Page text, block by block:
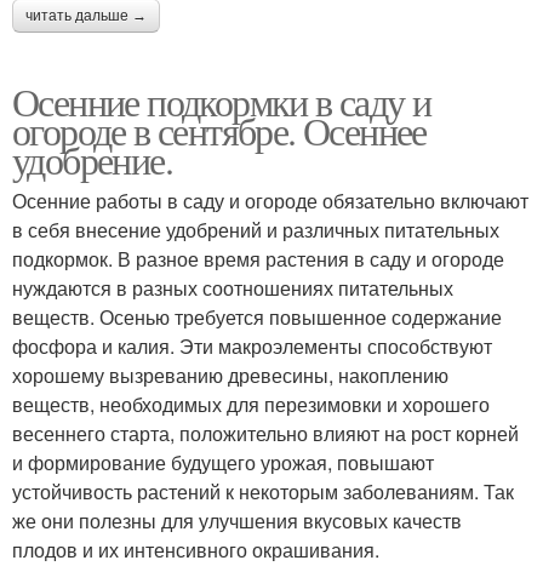
читать дальше →
Осенние подкормки в саду и
огороде в сентябре. Осеннее
удобрение.
Осенние работы в саду и огороде обязательно включают
в себя внесение удобрений и различных питательных
подкормок. В разное время растения в саду и огороде
нуждаются в разных соотношениях питательных
веществ. Осенью требуется повышенное содержание
фосфора и калия. Эти макроэлементы способствуют
хорошему вызреванию древесины, накоплению
веществ, необходимых для перезимовки и хорошего
весеннего старта, положительно влияют на рост корней
и формирование будущего урожая, повышают
устойчивость растений к некоторым заболеваниям. Так
же они полезны для улучшения вкусовых качеств
плодов и их интенсивного окрашивания.